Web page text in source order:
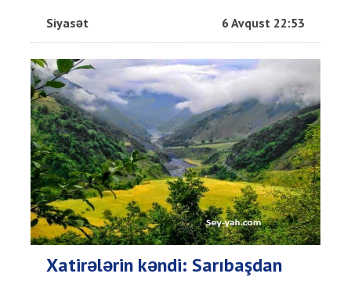
Siyasət 6 Avqust 22:53
Xatirələrin kəndi: Sarıbaşdan